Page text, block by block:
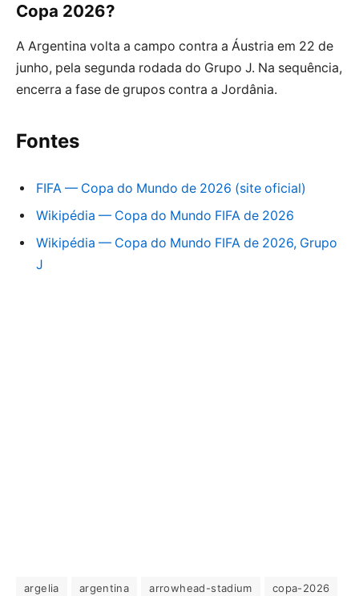
Copa 2026?
A Argentina volta a campo contra a Áustria em 22 de
junho, pela segunda rodada do Grupo J. Na sequência,
encerra a fase de grupos contra a Jordânia.
Fontes
FIFA — Copa do Mundo de 2026 (site oficial)
Wikipédia — Copa do Mundo FIFA de 2026
Wikipédia — Copa do Mundo FIFA de 2026, Grupo
J
argelia argentina arrowhead-stadium copa-2026